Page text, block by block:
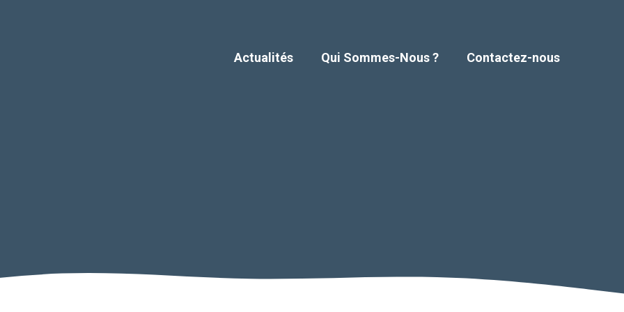
Actualités Qui Sommes-Nous ? Contactez-nous